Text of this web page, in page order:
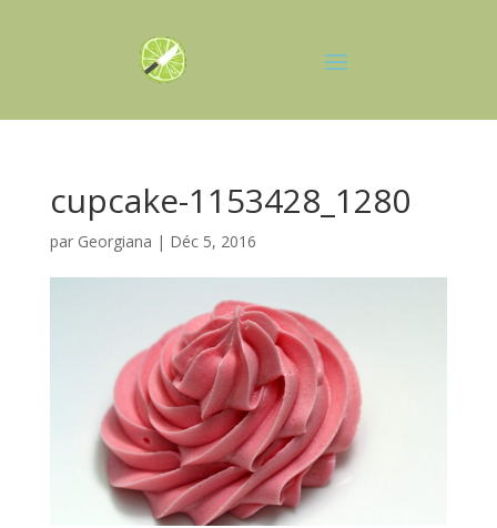
cupcake-1153428_1280
par Georgiana | Déc 5, 2016